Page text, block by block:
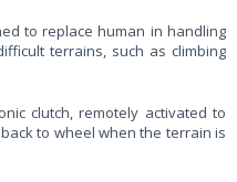
to replace human in handling
terrains, such as climbing
clutch, remotely activated to
to wheel when the terrain is